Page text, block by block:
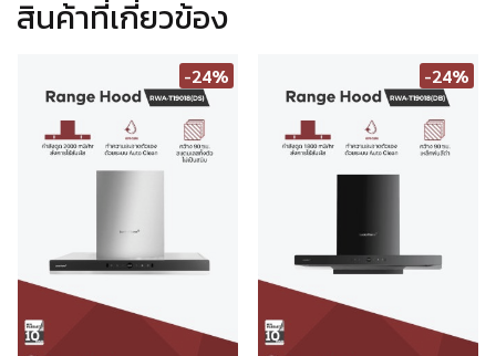
สินค้าที่เกี่ยวข้อง
-24% -24%